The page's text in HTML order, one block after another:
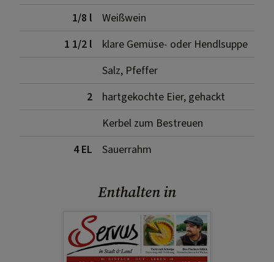
1/8 l
Weißwein
1 1/2 l
klare Gemüse- oder Hendlsuppe
Salz, Pfeffer
2
hartgekochte Eier, gehackt
Kerbel zum Bestreuen
4 EL
Sauerrahm
Enthalten in